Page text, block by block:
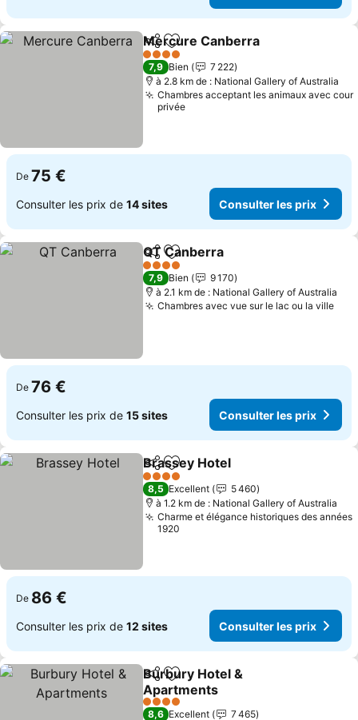
PartagerAjouter à mes favoris
Mercure Canberra
4 Étoiles
7,9 Bien
7 222
à 2.8 km de : National Gallery of Australia
Chambres acceptant les animaux avec cour
privée
De 75 €
Consulter les prix de 14 sites Consulter les prix
PartagerAjouter à mes favoris
QT Canberra
4 Étoiles
7,9 Bien
9 170
à 2.1 km de : National Gallery of Australia
Chambres avec vue sur le lac ou la ville
De 76 €
Consulter les prix de 15 sites Consulter les prix
PartagerAjouter à mes favoris
Brassey Hotel
4 Étoiles
8,5 Excellent
5 460
à 1.2 km de : National Gallery of Australia
Charme et élégance historiques des années
1920
De 86 €
Consulter les prix de 12 sites Consulter les prix
PartagerAjouter à mes favoris
Burbury Hotel &
Apartments
4 Étoiles
8,6 Excellent
7 465